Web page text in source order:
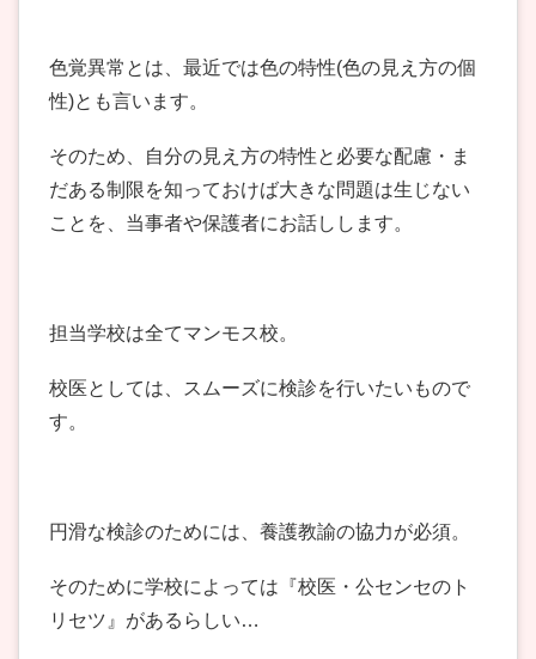
色覚異常とは、最近では色の特性(色の見え方の個
性)とも言います。
そのため、自分の見え方の特性と必要な配慮・ま
だある制限を知っておけば大きな問題は生じない
ことを、当事者や保護者にお話しします。
担当学校は全てマンモス校。
校医としては、スムーズに検診を行いたいもので
す。
円滑な検診のためには、養護教諭の協力が必須。
そのために学校によっては『校医・公センセのト
リセツ』があるらしい…